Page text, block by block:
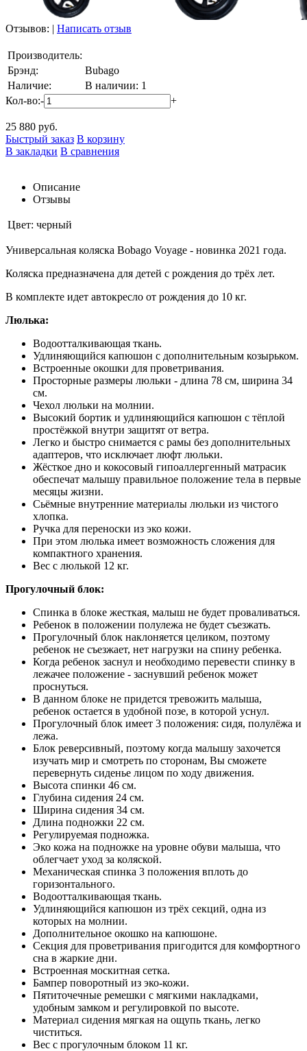
Отзывов: | Написать отзыв
Производитель:
Брэнд:
Bubago
Наличие:
В наличии: 1
Кол-во:- +
25 880 руб.
Быстрый заказ В корзину
В закладки В сравнения
Описание
Отзывы
Цвет: черный
Универсальная коляска Bobago Voyage - новинка 2021 года.
Коляска предназначена для детей с рождения до трёх лет.
В комплекте идет автокресло от рождения до 10 кг.
Люлька:
Водоотталкивающая ткань.
Удлиняющийся капюшон с дополнительным козырьком.
Встроенные окошки для проветривания.
Просторные размеры люльки - длина 78 см, ширина 34
см.
Чехол люльки на молнии.
Высокий бортик и удлиняющийся капюшон с тёплой
простёжкой внутри защитят от ветра.
Легко и быстро снимается с рамы без дополнительных
адаптеров, что исключает люфт люльки.
Жёсткое дно и кокосовый гипоаллергенный матрасик
обеспечат малышу правильное положение тела в первые
месяцы жизни.
Сьёмные внутренние материалы люльки из чистого
хлопка.
Ручка для переноски из эко кожи.
При этом люлька имеет возможность сложения для
компактного хранения.
Вес с люлькой 12 кг.
Прогулочный блок:
Спинка в блоке жесткая, малыш не будет проваливаться.
Ребенок в положении полулежа не будет съезжать.
Прогулочный блок наклоняется целиком, поэтому
ребенок не съезжает, нет нагрузки на спину ребенка.
Когда ребенок заснул и необходимо перевести спинку в
лежачее положение - заснувший ребенок может
проснуться.
В данном блоке не придется тревожить малыша,
ребенок остается в удобной позе, в которой уснул.
Прогулочный блок имеет 3 положения: сидя, полулёжа и
лежа.
Блок реверсивный, поэтому когда малышу захочется
изучать мир и смотреть по сторонам, Вы сможете
перевернуть сиденье лицом по ходу движения.
Высота спинки 46 см.
Глубина сидения 24 см.
Ширина сидения 34 см.
Длина подножки 22 см.
Регулируемая подножка.
Эко кожа на подножке на уровне обуви малыша, что
облегчает уход за коляской.
Механическая спинка 3 положения вплоть до
горизонтального.
Водоотталкивающая ткань.
Удлиняющийся капюшон из трёх секций, одна из
которых на молнии.
Дополнительное окошко на капюшоне.
Секция для проветривания пригодится для комфортного
сна в жаркие дни.
Встроенная москитная сетка.
Бампер поворотный из эко-кожи.
Пятиточечные ремешки с мягкими накладками,
удобным замком и регулировкой по высоте.
Материал сидения мягкая на ощупь ткань, легко
чиститься.
Вес с прогулочным блоком 11 кг.